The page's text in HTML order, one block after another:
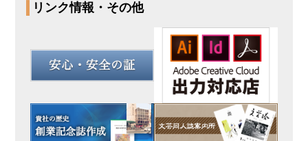
リンク情報・その他